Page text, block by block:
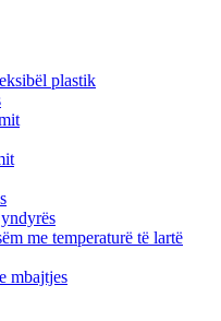
plastik
me temperaturë të lartë
mbajtjes